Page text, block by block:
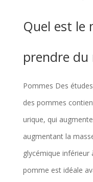
Quel est le
prendre du
Pommes Des
des pommes
urique, qui
augmentant la
glycémique
pomme est idéale